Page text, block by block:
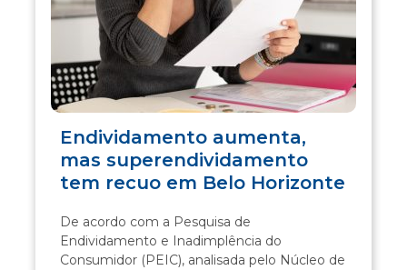
Endividamento aumenta,
mas superendividamento
tem recuo em Belo Horizonte
De acordo com a Pesquisa de
Endividamento e Inadimplência do
Consumidor (PEIC), analisada pelo Núcleo de